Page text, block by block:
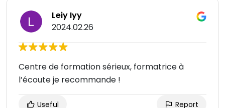
Leiy Iyy
2024.02.26
Centre de formation sérieux, formatrice à
l’écoute je recommande !
Useful Report